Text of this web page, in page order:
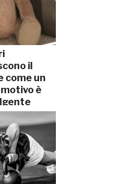
il
come un
è